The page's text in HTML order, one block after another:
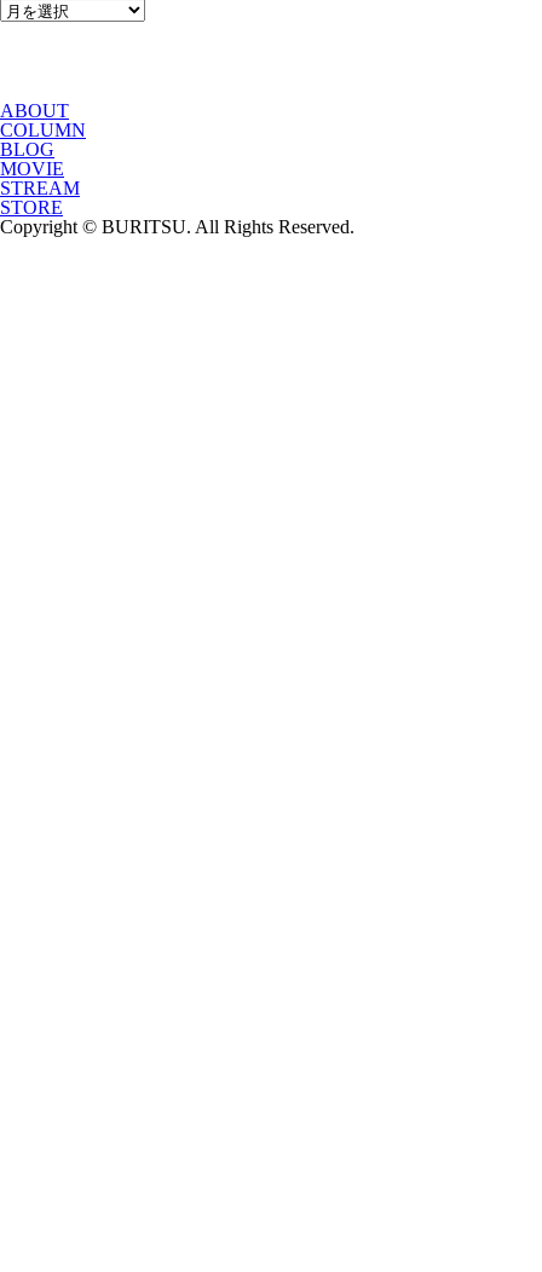
ABOUT
COLUMN
BLOG
MOVIE
STREAM
STORE
Copyright © BURITSU. All Rights Reserved.